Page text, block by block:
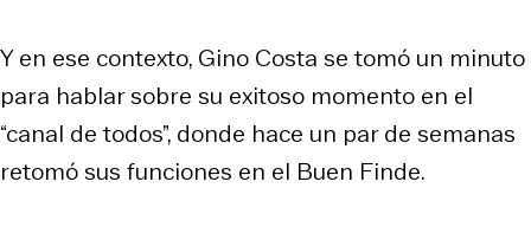
Y en ese contexto, Gino Costa se tomó un minuto
para hablar sobre su exitoso momento en el
“canal de todos”, donde hace un par de semanas
retomó sus funciones en el Buen Finde.